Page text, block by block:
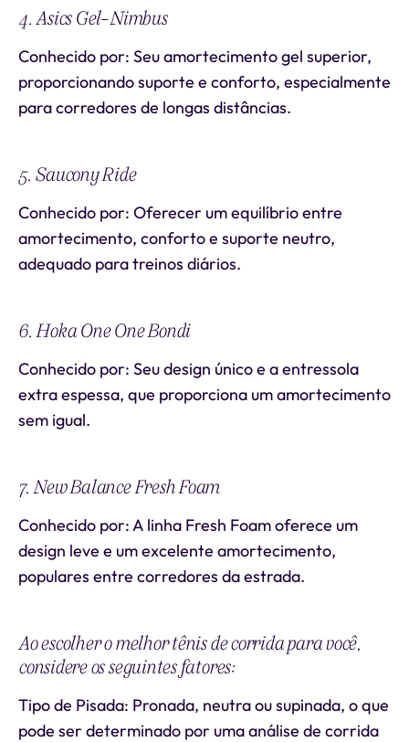
4. Asics Gel-Nimbus
Conhecido por: Seu amortecimento gel superior,
proporcionando suporte e conforto, especialmente
para corredores de longas distâncias.
5. Saucony Ride
Conhecido por: Oferecer um equilíbrio entre
amortecimento, conforto e suporte neutro,
adequado para treinos diários.
6. Hoka One One Bondi
Conhecido por: Seu design único e a entressola
extra espessa, que proporciona um amortecimento
sem igual.
7. New Balance Fresh Foam
Conhecido por: A linha Fresh Foam oferece um
design leve e um excelente amortecimento,
populares entre corredores da estrada.
Ao escolher o melhor tênis de corrida para você,
considere os seguintes fatores:
Tipo de Pisada: Pronada, neutra ou supinada, o que
pode ser determinado por uma análise de corrida